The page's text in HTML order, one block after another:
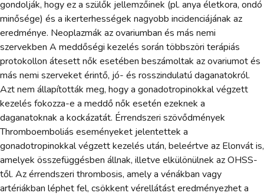
gondolják, hogy ez a szülők jellemzőinek (pl. anya életkora, ondó
minősége) és a ikerterhességek nagyobb incidenciájának az
eredménye. Neoplazmák az ovariumban és más nemi
szervekben A meddőségi kezelés során többszöri terápiás
protokollon átesett nők esetében beszámoltak az ovariumot és
más nemi szerveket érintő, jó- és rosszindulatú daganatokról.
Azt nem állapították meg, hogy a gonadotropinokkal végzett
kezelés fokozza-e a meddő nők esetén ezeknek a
daganatoknak a kockázatát. Érrendszeri szövődmények
Thromboemboliás eseményeket jelentettek a
gonadotropinokkal végzett kezelés után, beleértve az Elonvát is,
amelyek összefüggésben állnak, illetve elkülönülnek az OHSS-
től. Az érrendszeri thrombosis, amely a vénákban vagy
artériákban léphet fel, csökkent vérellátást eredményezhet a